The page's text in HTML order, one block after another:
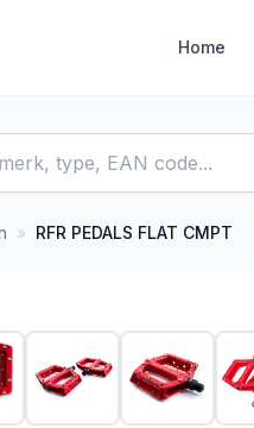
Home
» RFR PEDALS FLAT CMPT